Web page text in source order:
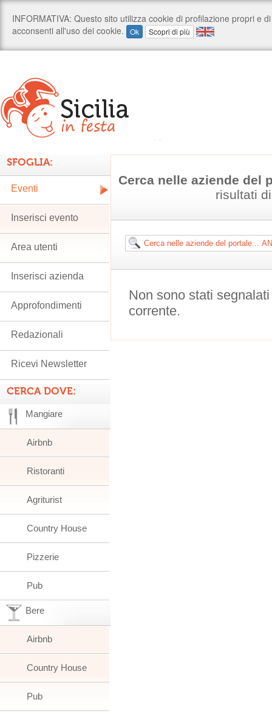
Cerca nelle aziende del
risultati
Non sono stati
corrente.
SFOGLIA:
Eventi
Inserisci evento
Area utenti
Inserisci azienda
Approfondimenti
Redazionali
Ricevi Newsletter
CERCA DOVE:
Mangiare
Airbnb
Ristoranti
Agriturist
Country House
Pizzerie
Pub
Bere
Airbnb
Country House
Pub